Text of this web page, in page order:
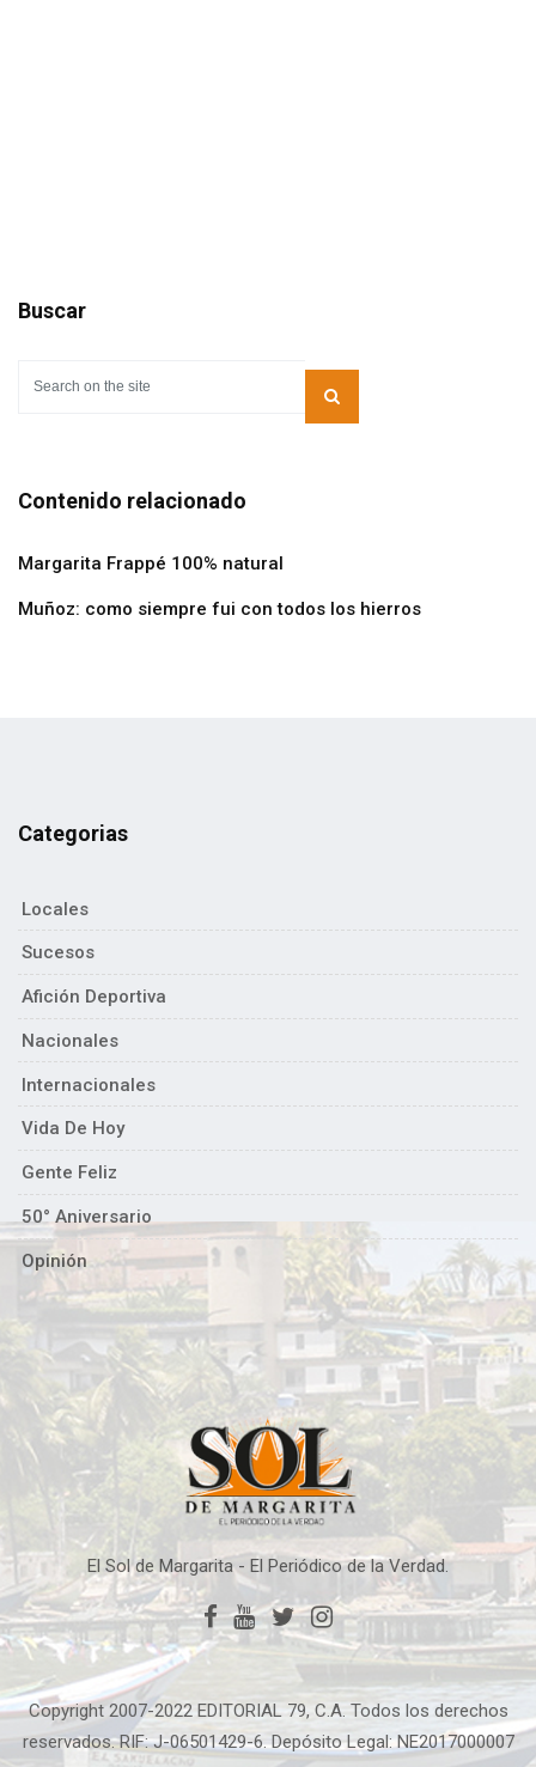
Buscar
Contenido relacionado
Margarita Frappé 100% natural
Muñoz: como siempre fui con todos los hierros
Categorias
Locales
Sucesos
Afición Deportiva
Nacionales
Internacionales
Vida De Hoy
Gente Feliz
50° Aniversario
Opinión
El Sol de Margarita - El Periódico de la Verdad.
Copyright 2007-2022 EDITORIAL 79, C.A. Todos los derechos
reservados. RIF: J-06501429-6. Depósito Legal: NE2017000007